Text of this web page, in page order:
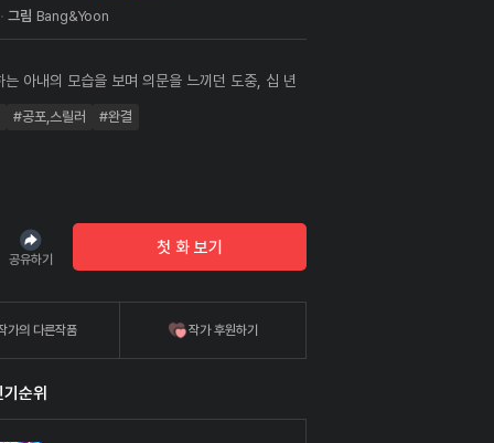
그림 Bang&Yoon
는 아내의 모습을 보며 의문을 느끼던 도중, 십 년
그녀는 조심스레 다가와 과거에 있던 어떤 '거짓
#공포,스릴러 #완결
공유하기
첫 화 보기
가의 다른작품 작가 후원하기
순위